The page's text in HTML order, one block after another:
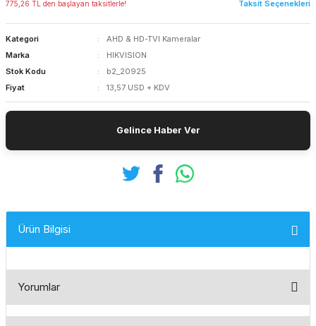
775,26 TL den başlayan taksitlerle! Taksit Seçenekleri
Kategori
AHD & HD-TVI Kameralar
Marka
HIKVISION
Stok Kodu
b2_20925
Fiyat
13,57 USD + KDV
Gelince Haber Ver
Ürün Bilgisi
Yorumlar